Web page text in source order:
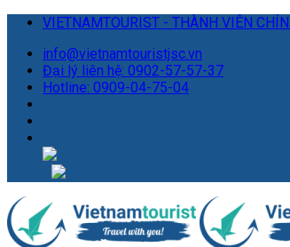
VIETNAMTOURIST - THÀNH VIÊN
info@vietnamtouristjsc.vn
Đại lý liên hệ: 0902-57-57-37
Hotline: 0909-04-75-04